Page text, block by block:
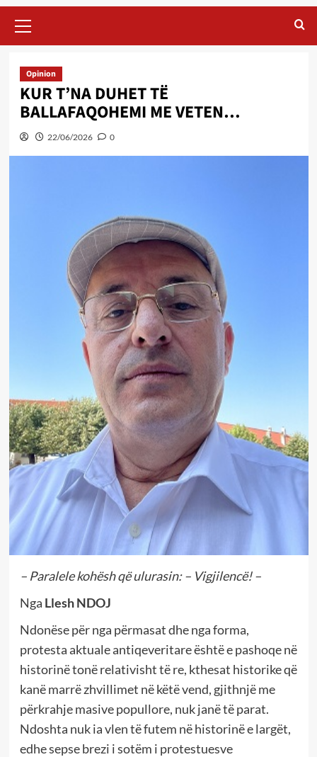
Menu
Opinion
KUR T’NA DUHET TË
BALLAFAQOHEMI ME VETEN…
22/06/2026 0
– Paralele kohësh që ulurasin: – Vigjilencë! –
Nga Llesh NDOJ
Ndonëse për nga përmasat dhe nga forma,
protesta aktuale antiqeveritare është e pashoqe në
historinë tonë relativisht të re, kthesat historike që
kanë marrë zhvillimet në këtë vend, gjithnjë me
përkrahje masive popullore, nuk janë të parat.
Ndoshta nuk ia vlen të futem në historinë e largët,
edhe sepse brezi i sotëm i protestuesve